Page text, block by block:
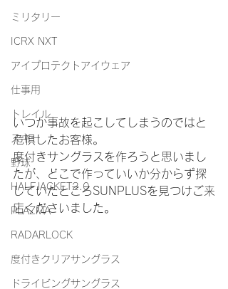
ミリタリー
ICRX NXT
アイプロテクトアイウェア
仕事用
トレイル
スキー
野球
HALFJACKET2.0
PLAZMA
RADARLOCK
度付きクリアサングラス
ドライビングサングラス
いつか事故を起こしてしまうのではと
危惧したお客様。
度付きサングラスを作ろうと思いまし
たが、どこで作っていいか分からず探
していたところSUNPLUSを見つけご来
店くださいました。